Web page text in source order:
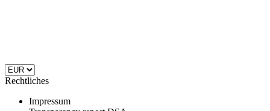
Rechtliches
Impressum